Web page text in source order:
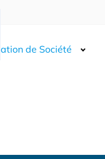
de Société